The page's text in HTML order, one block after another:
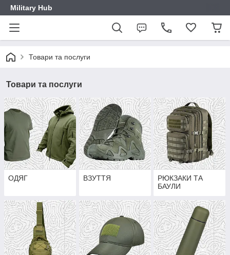
Military Hub
Товари та послуги
Товари та послуги
ОДЯГ ВЗУТТЯ
РЮКЗАКИ ТА
БАУЛИ